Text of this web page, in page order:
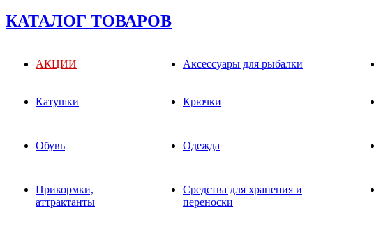
КАТАЛОГ ТОВАРОВ
АКЦИИ Аксессуары для рыбалки
Катушки Крючки
Обувь Одежда
Прикормки,
аттрактанты
Средства для хранения и
переноски